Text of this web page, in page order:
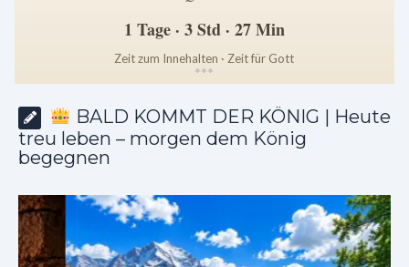
1 Tage · 3 Std · 27 Min
Zeit zum Innehalten · Zeit für Gott
***
BALD KOMMT DER KÖNIG | Heute
treu leben – morgen dem König
begegnen